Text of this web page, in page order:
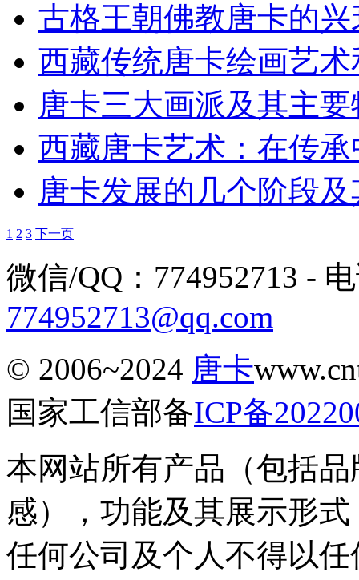
古格王朝佛教唐卡的兴
西藏传统唐卡绘画艺
唐卡三大画派及其主
西藏唐卡艺术：在传
唐卡发展的几个阶段
1 2 3 下一页
微信/QQ：774952713 -
774952713@qq.com
© 2006~2024 唐卡
国家工信部备ICP备
本网站所有产品（包括
感），功能及其展示形
任何公司及个人不得以